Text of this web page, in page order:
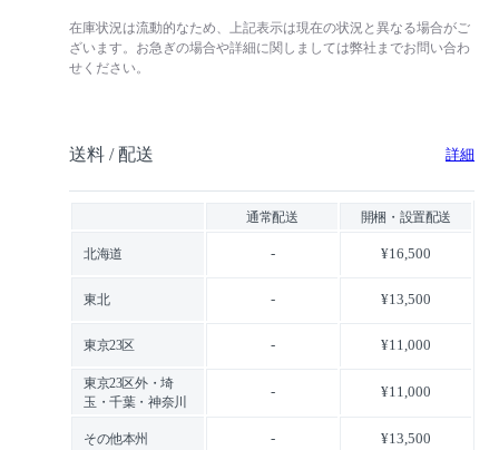
在庫状況は流動的なため、上記表示は現在の状況と異なる場合がご
ざいます。お急ぎの場合や詳細に関しましては弊社までお問い合わ
せください。
送料 / 配送 詳細
通常配送 開梱・設置配送
北海道 - ¥16,500
東北 - ¥13,500
東京23区 - ¥11,000
東京23区外・埼
玉・千葉・神奈川
- ¥11,000
その他本州 - ¥13,500